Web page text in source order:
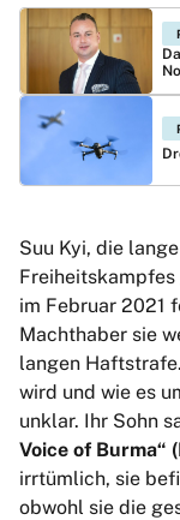
Suu Kyi, die
im Februar 2021
Machthaber sie
langen
wird und wie es
unklar. Ihr Sohn
Voice of Burma“
irrtümlich, sie
obwohl sie die